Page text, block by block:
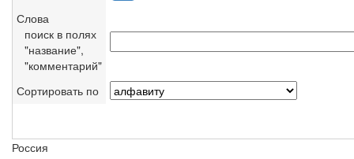
Слова
поиск в полях
"название",
"комментарий"
Сортировать по
Россия